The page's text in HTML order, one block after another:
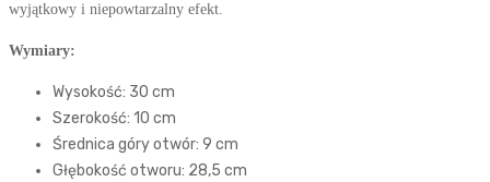
wyjątkowy i niepowtarzalny efekt.
Wymiary:
Wysokość: 30 cm
Szerokość: 10 cm
Średnica góry otwór: 9 cm
Głębokość otworu: 28,5 cm